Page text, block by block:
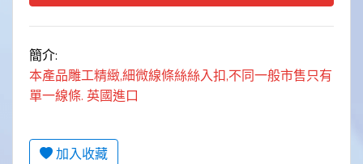
簡介:
本產品雕工精緻,細微線條絲絲入扣,不同一般市售只有
單一線條. 英國進口
加入收藏